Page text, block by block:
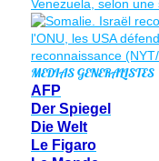
MEDIAS GENERALISTES
AFP
Der Spiegel
Die Welt
Le Figaro